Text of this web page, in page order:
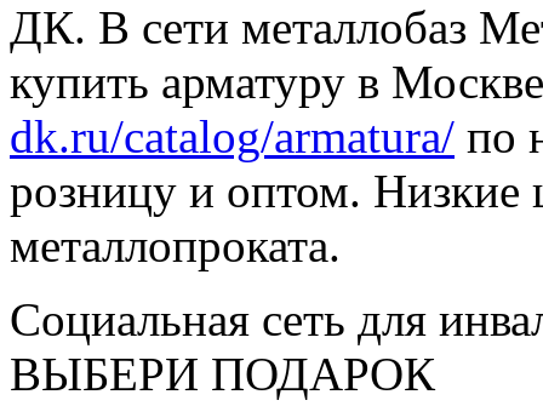
ДК. В сети металлобаз
купить арматуру в
dk.ru/catalog/armatura/ по
розницу и оптом. Низкие
металлопроката.
Социальная сеть для
ВЫБЕРИ ПОДАРОК